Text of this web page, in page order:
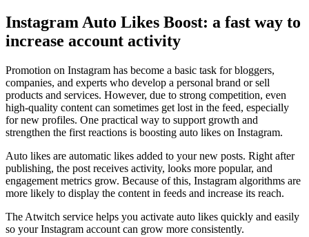
Instagram Auto Likes Boost: a fast way to
increase account activity
Promotion on Instagram has become a basic task for bloggers,
companies, and experts who develop a personal brand or sell
products and services. However, due to strong competition, even
high-quality content can sometimes get lost in the feed, especially
for new profiles. One practical way to support growth and
strengthen the first reactions is boosting auto likes on Instagram.
Auto likes are automatic likes added to your new posts. Right after
publishing, the post receives activity, looks more popular, and
engagement metrics grow. Because of this, Instagram algorithms are
more likely to display the content in feeds and increase its reach.
The Atwitch service helps you activate auto likes quickly and easily
so your Instagram account can grow more consistently.